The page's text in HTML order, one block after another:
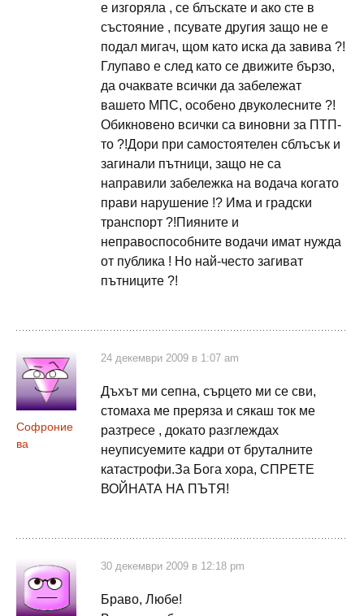
е изгоряла , се блъскате и ако сте в
състояние , псувате другия защо не е
подал мигач, щом като иска да завива ?!
Глупаво е след като се движите бързо,
да очаквате всички да забележат
вашето МПС, особено двуколесните ?!
Обикновено всички са виновни за ПТП-
то ?!Дори при самостоятелен сблъсък и
загинали пътници, защо не са
направили забележка на водача когато
прави нарушение !? Има и градски
транспорт ?!Пияните и
неправоспособните водачи имат нужда
от публика ! Но най-често загиват
пътниците ?!
Софроние
ва
24 декември 2009 в 1:07 am
Дъхът ми сепна, сърцето ми се сви,
стомаха ме преряза и сякаш ток ме
разтресе , докато разглеждах
неуписуемите кадри от бруталните
катастрофи.За Бога хора, СПРЕТЕ
ВОЙНАТА НА ПЪТЯ!
30 декември 2009 в 12:18 pm
Браво, Любе!